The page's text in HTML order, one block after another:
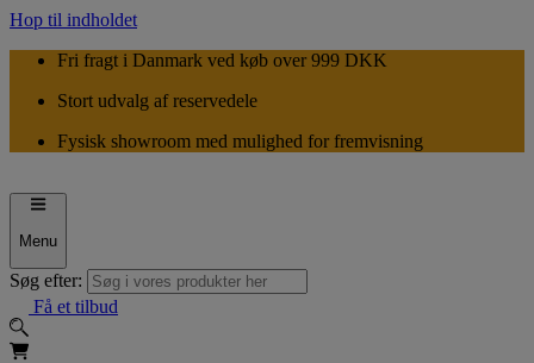
Hop til indholdet
Fri fragt i Danmark ved køb over 999 DKK
Stort udvalg af reservedele
Fysisk showroom med mulighed for fremvisning
Menu
Søg efter:
Få et tilbud